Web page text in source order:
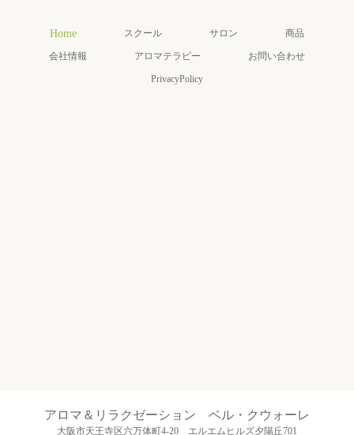
Home スクール サロン 商品
会社情報 アロマテラピー お問い合わせ
PrivacyPolicy
アロマ＆リラクゼーション ベル・クウォーレ
大阪市天王寺区六万体町4-20 エルエムヒルズ夕陽丘701